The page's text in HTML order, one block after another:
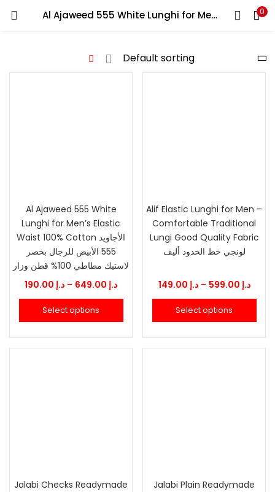
Al Ajaweed 555 White Lunghi for Men’s Elastic Waist 100% Cotton الأجاويد 555 الأبيض للرجال بخصر لاستيك مطاطي 100% قطن وزار 0
LOGIN
Enter your username and password to login.
Al Ajaweed 555 White
Lunghi for Men’s Elastic
Waist 100% Cotton الأجاويد
555 الأبيض للرجال بخصر
لاستيك مطاطي 100% قطن وزار
د.إ – د.إPrice
range:
د.إ 649.00
Select options
Alif Elastic Lunghi for Men –
Comfortable Traditional
Lungi Good Quality Fabric
لونجي خط الحدود أليف
د.إ – د.إPrice
Select options
Jalabi Checks Readymade
Jalabi Plain Readymade